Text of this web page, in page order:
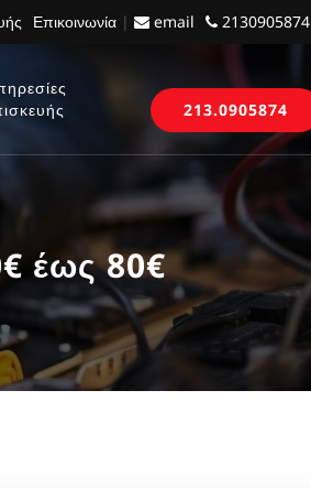
Επικοινωνία | email 2130905874
213.0905874
έως 80€